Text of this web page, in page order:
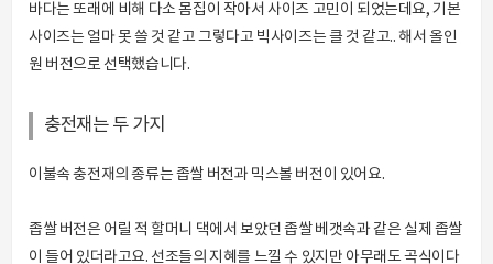
바다는 또래에 비해 다소 몸집이 작아서 사이즈 고민이 되었는데요, 기본
사이즈는 얼마 못 쓸 것 같고 그렇다고 빅사이즈는 클 것 같고.. 해서 올인
원 버전으로 선택했습니다.
충전재는 두 가지
이불속 충전재의 종류는 좁쌀 버전과 믹스볼 버전이 있어요.
좁쌀 버전은 어릴 적 할머니 댁에서 보았던 좁쌀 베갯속과 같은 실제 좁쌀
이 들어 있더라고요. 선조들의 지혜를 느낄 수 있지만 아무래도 곡식이다